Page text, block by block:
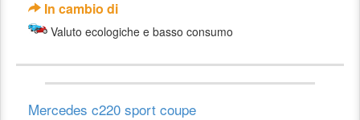
In cambio di
Valuto ecologiche e basso consumo
Mercedes c220 sport coupe